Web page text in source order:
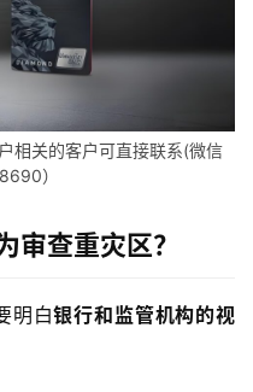
相关的客户可直接联系(微信
）
审查重灾区？
明白银行和监管机构的视